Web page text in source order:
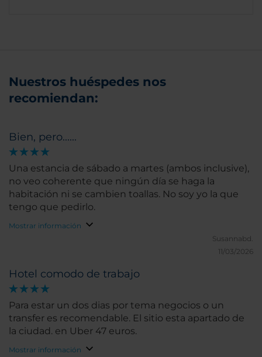
Nuestros huéspedes nos
recomiendan:
Bien, pero......
Una estancia de sábado a martes (ambos inclusive),
no veo coherente que ningún día se haga la
habitación ni se cambien toallas. No soy yo la que
tengo que pedirlo.
Mostrar información
Susannabd.
11/03/2026
Hotel comodo de trabajo
Para estar un dos dias por tema negocios o un
transfer es recomendable. El sitio esta apartado de
la ciudad. en Uber 47 euros.
Mostrar información